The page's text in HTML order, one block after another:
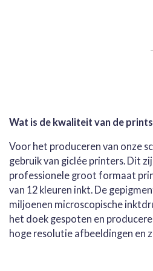
Wat is de kwaliteit van de
Voor het produceren van onze
gebruik van giclée printers. Dit
professionele groot formaat
van 12 kleuren inkt. De
miljoenen microscopische
het doek gespoten en
hoge resolutie afbeeldingen en